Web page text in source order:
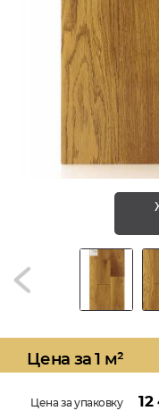
Цена за 1 м²
Цена за упаковку 12